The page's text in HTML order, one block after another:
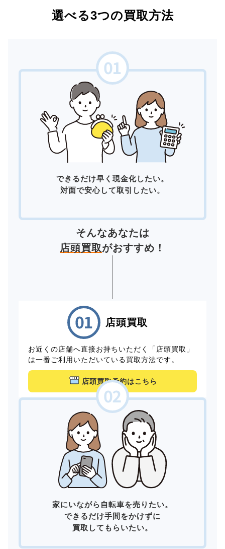
選べる3つの買取方法
できるだけ早く現金化したい。
対面で安心して取引したい。
そんなあなたは
店頭買取がおすすめ！
店頭買取
お近くの店舗へ直接お持ちいただく「店頭買取」
は一番ご利用いただいている買取方法です。
店頭買取予約はこちら
家にいながら自転車を売りたい。
できるだけ手間をかけずに
買取してもらいたい。